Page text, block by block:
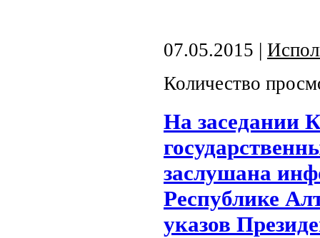
07.05.2015 |
Количество
На заседании
заслушана
Республике
указов